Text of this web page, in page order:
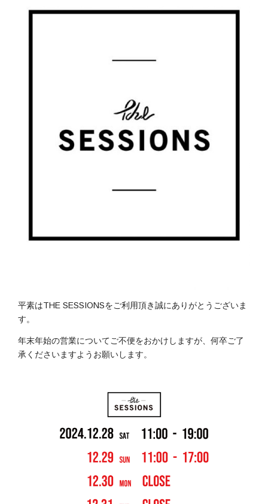
平素はTHE SESSIONSをご利用頂き誠にありがとうございま
す。
年末年始の営業についてご不便をおかけしますが、何卒ご了
承くださいますようお願いします。